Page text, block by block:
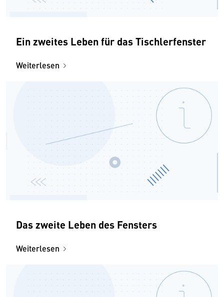
Ein zweites Leben für das Tischlerfenster
Weiterlesen
Das zweite Leben des Fensters
Weiterlesen